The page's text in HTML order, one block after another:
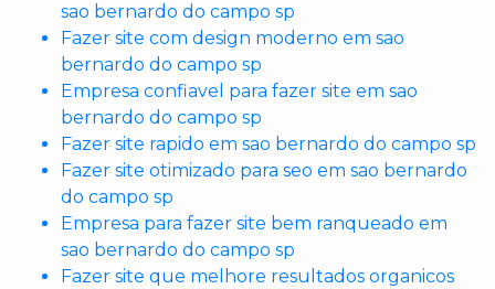
sao bernardo do campo sp
Fazer site com design moderno em sao
bernardo do campo sp
Empresa confiavel para fazer site em sao
bernardo do campo sp
Fazer site rapido em sao bernardo do campo sp
Fazer site otimizado para seo em sao bernardo
do campo sp
Empresa para fazer site bem ranqueado em
sao bernardo do campo sp
Fazer site que melhore resultados organicos